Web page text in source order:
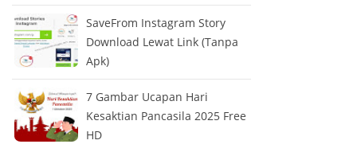
SaveFrom Instagram Story
Download Lewat Link (Tanpa
Apk)
7 Gambar Ucapan Hari
Kesaktian Pancasila 2025 Free
HD